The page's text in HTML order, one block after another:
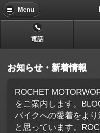
Menu
電話
お知らせ・新着情報
ROCHET
をご案内します。
バイクへの愛着をよ
と思っています。